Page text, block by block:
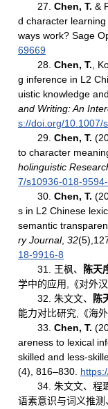
27.Chen, T.&
d character
ways work? Sage
69669
28.Chen, T.,
g inference in L2
uistic knowledge
and Writing: An
s://doi.org/10.1007/
29.Chen, T.
to character
holinguistic
7/s10936-018-
30.Chen, T.
s in L2 Chinese
semantic
ry Journal,32
18-9916-8
31. 王枫、
陈天
学中的应用,《对外
32. 朱文文、
陈
能力对比研究,《海
33.Chen, T.
areness to lexical
skilled and less-
(4), 816–830.
34. 朱文文、程
语素意识与词义推测